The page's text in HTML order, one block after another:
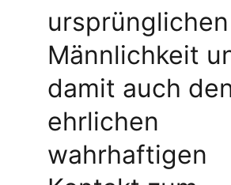
ursprünglichen
Männlichkeit
damit auch
ehrlichen
wahrhaftigen